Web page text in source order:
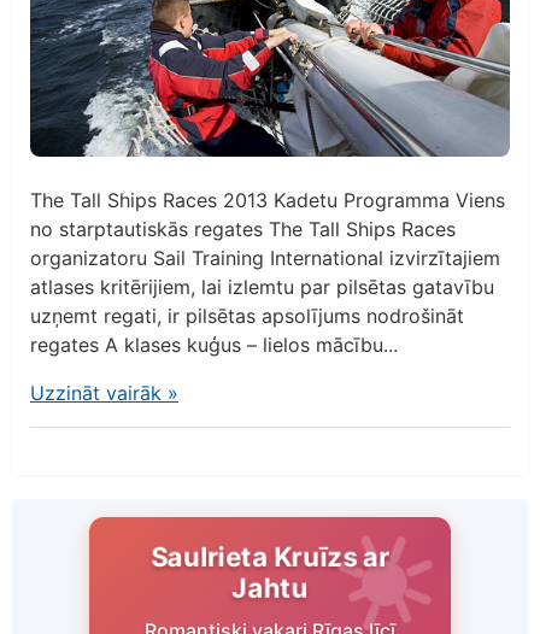
The Tall Ships Races 2013 Kadetu Programma Viens
no starptautiskās regates The Tall Ships Races
organizatoru Sail Training International izvirzītajiem
atlases kritērijiem, lai izlemtu par pilsētas gatavību
uzņemt regati, ir pilsētas apsolījums nodrošināt
regates A klases kuģus – lielos mācību...
Uzzināt vairāk »
Saulrieta Kruīzs ar
Jahtu